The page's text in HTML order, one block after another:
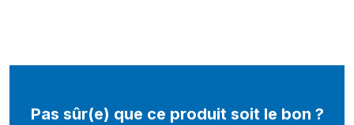
Pas sûr(e) que ce produit soit le bon ?